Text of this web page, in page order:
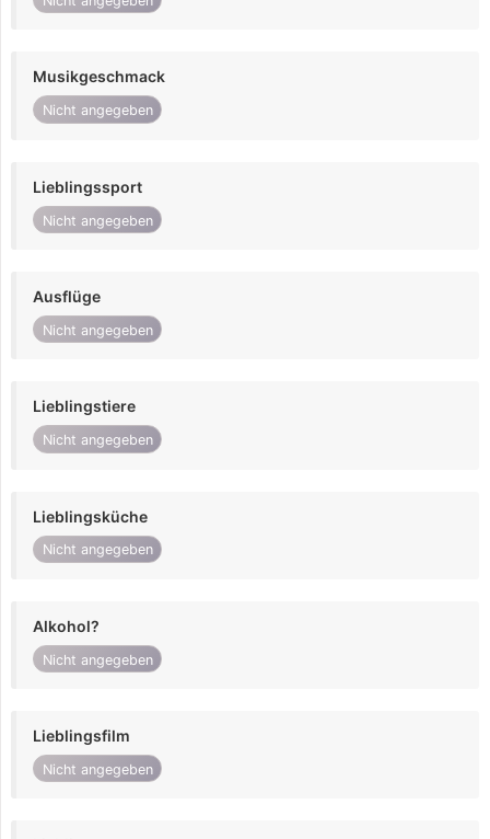
Musikgeschmack
Nicht angegeben
Lieblingssport
Nicht angegeben
Ausflüge
Nicht angegeben
Lieblingstiere
Nicht angegeben
Lieblingsküche
Nicht angegeben
Alkohol?
Nicht angegeben
Lieblingsfilm
Nicht angegeben